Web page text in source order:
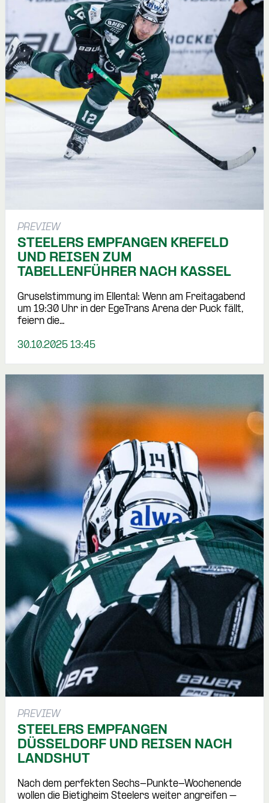
PREVIEW
STEELERS EMPFANGEN KREFELD
UND REISEN ZUM
TABELLENFÜHRER NACH KASSEL
Gruselstimmung im Ellental: Wenn am Freitagabend
um 19:30 Uhr in der EgeTrans Arena der Puck fällt,
feiern die…
30.10.2025 13:45
PREVIEW
STEELERS EMPFANGEN
DÜSSELDORF UND REISEN NACH
LANDSHUT
Nach dem perfekten Sechs-Punkte-Wochenende
wollen die Bietigheim Steelers weiter angreifen –